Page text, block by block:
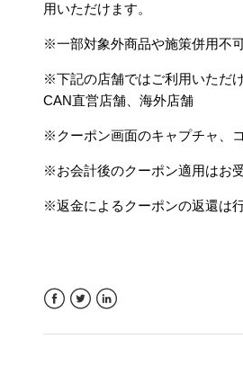
用いただけます。
※一部対象外商品や施策併用不
※下記の店舗ではご利用いただけ
CAN直営店舗、海外店舗
※クーポン画面のキャプチャ、
※お会計後のクーポン適用はお
※返金によるクーポンの返還は